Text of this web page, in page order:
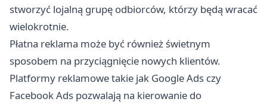
stworzyć lojalną grupę odbiorców, którzy będą wracać
wielokrotnie.
Płatna reklama może być również świetnym
sposobem na przyciągnięcie nowych klientów.
Platformy reklamowe takie jak Google Ads czy
Facebook Ads pozwalają na kierowanie do